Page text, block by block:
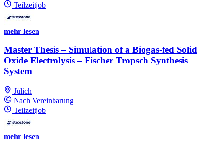
Teilzeitjob
mehr lesen
Master Thesis – Simulation of a Biogas-fed Solid
Oxide Electrolysis – Fischer Tropsch Synthesis
System
Jülich
Nach Vereinbarung
Teilzeitjob
mehr lesen